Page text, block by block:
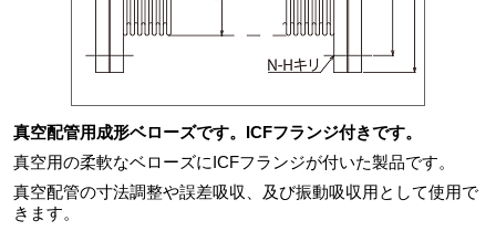
真空配管用成形ベローズです。ICFフランジ付きです。
真空用の柔軟なベローズにICFフランジが付いた製品です。
真空配管の寸法調整や誤差吸収、及び振動吸収用として使用で
きます。